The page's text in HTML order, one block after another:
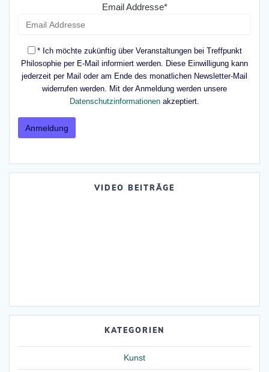
Email Addresse*
* Ich möchte zukünftig über Veranstaltungen bei Treffpunkt
Philosophie per E-Mail informiert werden. Diese Einwilligung kann
jederzeit per Mail oder am Ende des monatlichen Newsletter-Mail
widerrufen werden. Mit der Anmeldung werden unsere
Datenschutzinformationen akzeptiert.
VIDEO BEITRÄGE
KATEGORIEN
Kunst